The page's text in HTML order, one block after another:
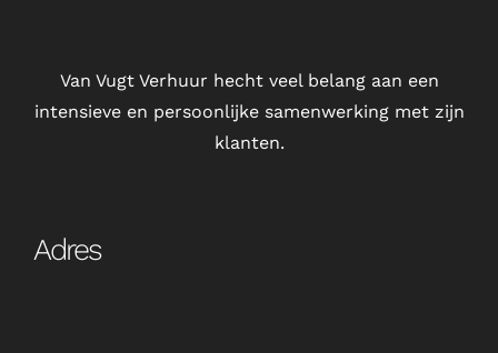
Van Vugt Verhuur hecht veel belang aan een
intensieve en persoonlijke samenwerking met zijn
klanten.
Adres